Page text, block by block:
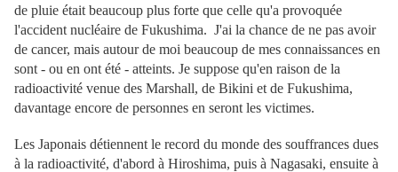
de pluie était beaucoup plus forte que celle qu'a provoquée
l'accident nucléaire de Fukushima. J'ai la chance de ne pas avoir
de cancer, mais autour de moi beaucoup de mes connaissances en
sont - ou en ont été - atteints. Je suppose qu'en raison de la
radioactivité venue des Marshall, de Bikini et de Fukushima,
davantage encore de personnes en seront les victimes.
Les Japonais détiennent le record du monde des souffrances dues
à la radioactivité, d'abord à Hiroshima, puis à Nagasaki, ensuite à